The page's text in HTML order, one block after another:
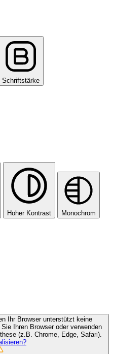
Schriftstärke
Hoher Kontrast Monochrom
Ihr Browser unterstützt keine
Ihren Browser oder verwenden
(z.B. Chrome, Edge, Safari).